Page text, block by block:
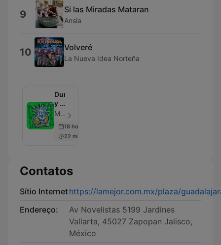
9 Si las Miradas Mataran
Ansia
10 Volveré
La Nueva Idea Norteña
Duro
y a
la
cabeza
MVS Radio - Episódio 2361
18 hours ago
22 min
Contatos
Sítio Internethttps://lamejor.com.mx/plaza/
Endereço:
Av Novelistas 5199 Jardines
Vallarta, 45027 Zapopan Jalisco,
México